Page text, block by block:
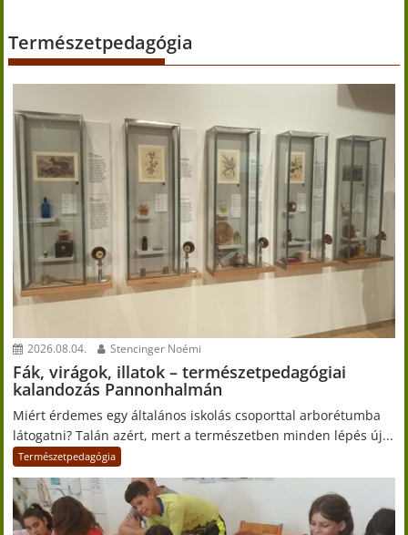
Természetpedagógia
2026.08.04. Stencinger Noémi
Fák, virágok, illatok – természetpedagógiai
kalandozás Pannonhalmán
Miért érdemes egy általános iskolás csoporttal arborétumba
látogatni? Talán azért, mert a természetben minden lépés új...
Természetpedagógia